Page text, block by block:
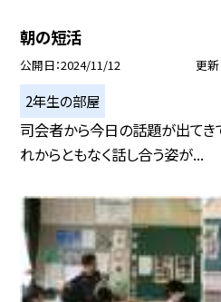
朝の短活
公開日 2024/11/12 更
2年生の部屋
司会者から今日の話題が出てき
れからともなく話し合う姿が...